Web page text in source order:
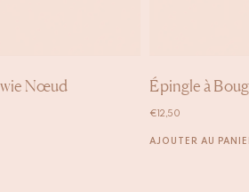
Nœud Épingle à
€ 12,50
AJOUTER AU